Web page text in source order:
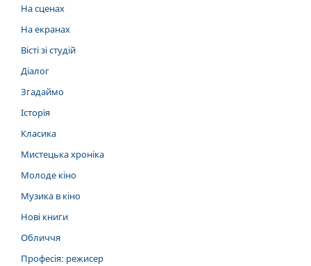
На сценах
На екранах
Вісті зі студій
Діалог
Згадаймо
Історія
Класика
Мистецька хроніка
Молоде кіно
Музика в кіно
Нові книги
Обличчя
Професія: режисер